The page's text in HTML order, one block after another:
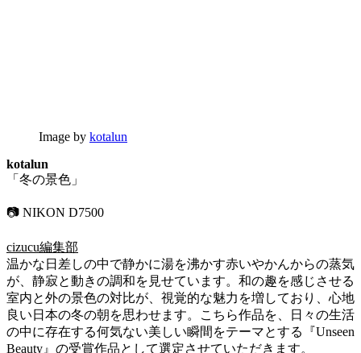
Image by kotalun
kotalun
「冬の景色」
📷 NIKON D7500
cizucu編集部
温かな日差しの中で静かに湯を沸かす赤いやかんからの蒸気
が、静寂と動きの調和を見せています。和の趣を感じさせる
室内と外の景色の対比が、視覚的な魅力を増しており、心地
良い日本の冬の朝を思わせます。こちら作品を、日々の生活
の中に存在する何気ない美しい瞬間をテーマとする『Unseen
Beauty』の受賞作品として選定させていただきます。